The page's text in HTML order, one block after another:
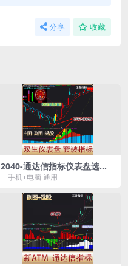
分享 收藏
2040-通达信指标仪表盘选选
股抓主升浪短中长线分析神器
手机+电脑 通用